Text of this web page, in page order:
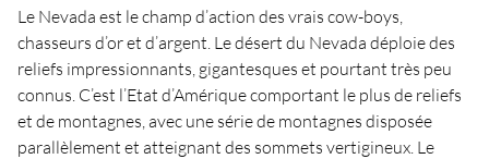
Le Nevada est le champ d’action des vrais cow-boys,
chasseurs d’or et d’argent. Le désert du Nevada déploie des
reliefs impressionnants, gigantesques et pourtant très peu
connus. C’est l’Etat d’Amérique comportant le plus de reliefs
et de montagnes, avec une série de montagnes disposée
parallèlement et atteignant des sommets vertigineux. Le